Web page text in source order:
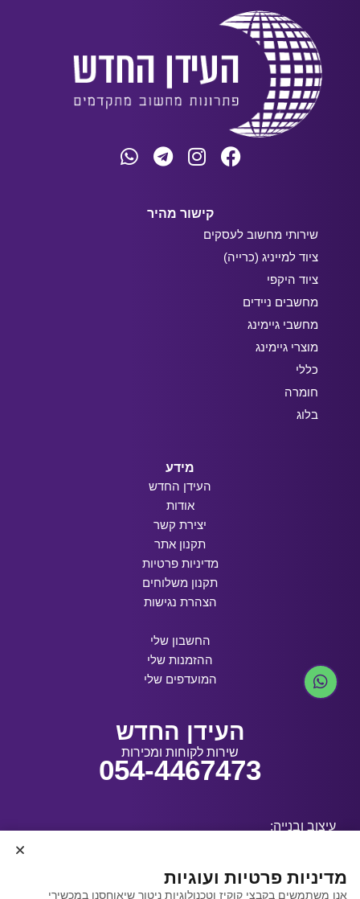
קישור מהיר
שירותי מחשוב לעסקים
ציוד למייניג (כרייה)
ציוד היקפי
מחשבים ניידים
מחשבי גיימינג
מוצרי גיימינג
כללי
חומרה
בלוג
מידע
העידן החדש
אודות
יצירת קשר
תקנון אתר
מדיניות פרטיות
תקנון משלוחים
הצהרת נגישות
החשבון שלי
ההזמנות שלי
המועדפים שלי
העידן החדש
שירות לקוחות ומכירות
054-4467473
עיצוב ובנייה:
מדיניות פרטיות ועוגיות
אנו משתמשים בקבצי קוקיז וטכנולוגיות ניטור שיאוחסנו במכשירי